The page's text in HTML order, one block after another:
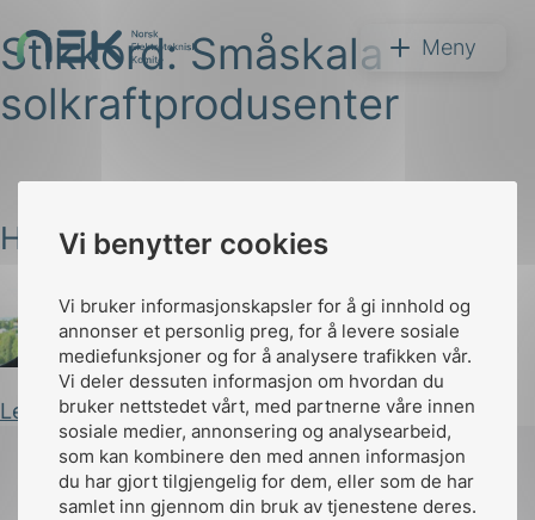
Vi benytter cookies
Vi bruker informasjonskapsler for å gi innhold og
annonser et personlig preg, for å levere sosiale
mediefunksjoner og for å analysere trafikken vår.
Vi deler dessuten informasjon om hvordan du
bruker nettstedet vårt, med partnerne våre innen
sosiale medier, annonsering og analysearbeid,
som kan kombinere den med annen informasjon
du har gjort tilgjengelig for dem, eller som de har
samlet inn gjennom din bruk av tjenestene deres.
Hopp
til
innhold
NEK Meny
Søk
Stikkord:Småskala
solkraftprodusenter
Hvordan få 8 TWh solkraft?
Arild Kjærnli Publisert 30.09.2025
Les innlegg